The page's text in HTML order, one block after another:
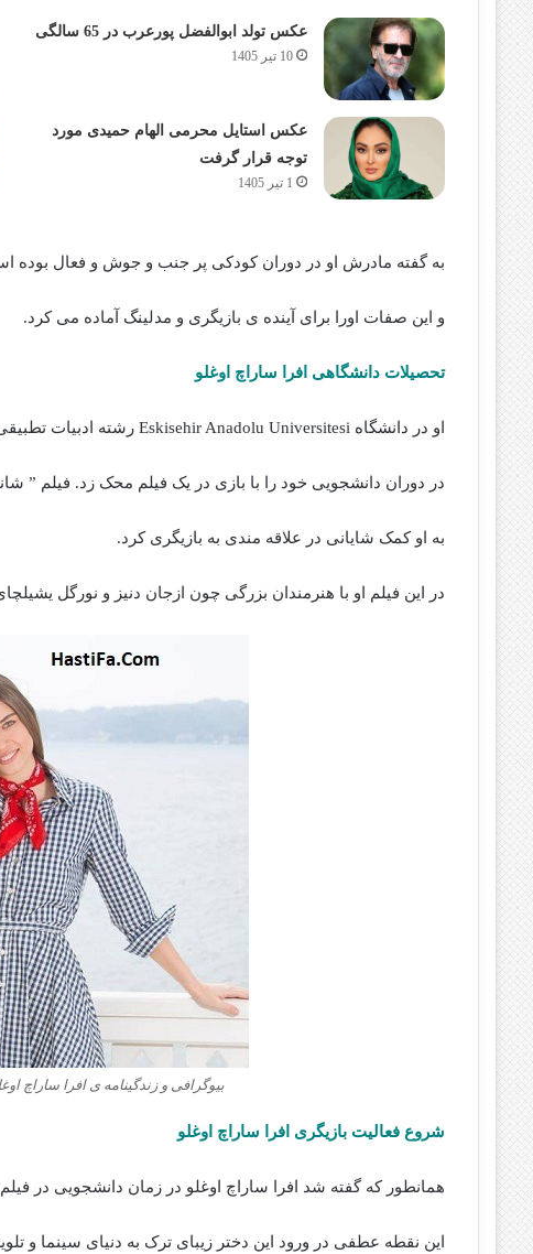
عکس تولد ابوالفضل پورعرب در 65 سالگی
10 تیر 1405
عکس استایل محرمی الهام حمیدی مورد
توجه قرار گرفت
1 تیر 1405
به گفته مادرش او در دوران کودکی پر جنب و جوش و فعال بوده
و این صفات اورا برای آینده ی بازیگری و مدلینگ آماده می کرد.
تحصیلات دانشگاهی افرا ساراچ اوغلو
او در دانشگاه Eskisehir Anadolu Universitesi رشته ادبیات تطبیقی خوانده است.
در دوران دانشجویی خود را با بازی در یک فیلم محک زد. فیلم ” شانس
به او کمک شایانی در علاقه مندی به بازیگری کرد.
در این فیلم او با هنرمندان بزرگی چون ازجان دنیز و نورگل
بیوگرافی و زندگینامه ی افرا ساراچ
شروع فعالیت بازیگری افرا ساراچ اوغلو
همانطور که گفته شد افرا ساراچ اوغلو در زمان دانشجویی در
این نقطه عطفی در ورود این دختر زیبای ترک به دنیای سینما و